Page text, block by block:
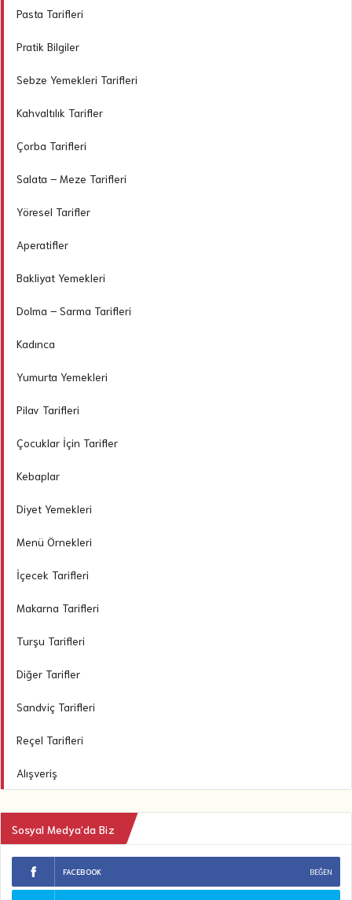
Pasta Tarifleri
Pratik Bilgiler
Sebze Yemekleri Tarifleri
Kahvaltılık Tarifler
Çorba Tarifleri
Salata – Meze Tarifleri
Yöresel Tarifler
Aperatifler
Bakliyat Yemekleri
Dolma – Sarma Tarifleri
Kadınca
Yumurta Yemekleri
Pilav Tarifleri
Çocuklar İçin Tarifler
Kebaplar
Diyet Yemekleri
Menü Örnekleri
İçecek Tarifleri
Makarna Tarifleri
Turşu Tarifleri
Diğer Tarifler
Sandviç Tarifleri
Reçel Tarifleri
Alışveriş
Sosyal Medya’da Biz
FACEBOOK BEĞEN